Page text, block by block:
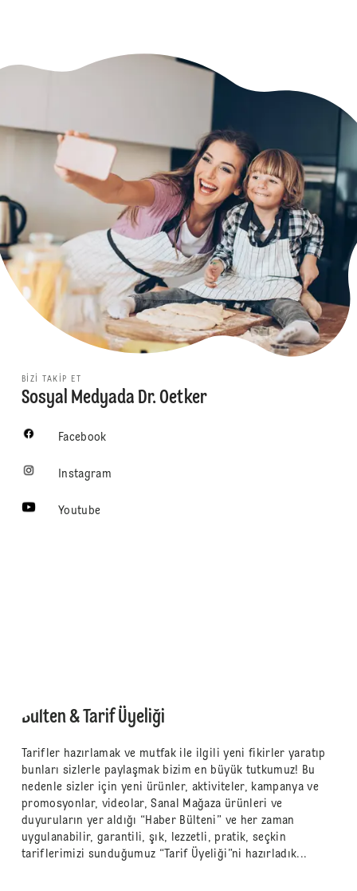
BIZI TAKIP ET
Sosyal Medyada Dr. Oetker
Facebook
Instagram
Youtube
Bülten & Tarif Üyeliği
Tarifler hazırlamak ve mutfak ile ilgili yeni fikirler yaratıp
bunları sizlerle paylaşmak bizim en büyük tutkumuz! Bu
nedenle sizler için yeni ürünler, aktiviteler, kampanya ve
promosyonlar, videolar, Sanal Mağaza ürünleri ve
duyuruların yer aldığı “Haber Bülteni” ve her zaman
uygulanabilir, garantili, şık, lezzetli, pratik, seçkin
tariflerimizi sunduğumuz “Tarif Üyeliği”ni hazırladık...